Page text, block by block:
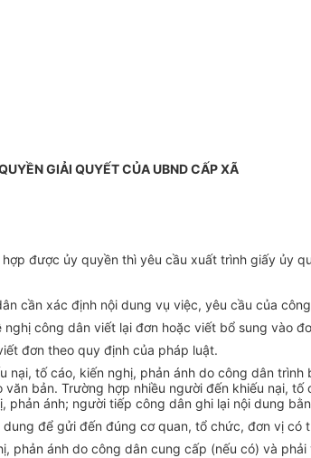
GIẢI QUYẾT CỦA UBND CẤP XÃ
được ủy quyền thì yêu cầu xuất trình giấy ủy
cần xác định nội dung vụ việc, yêu cầu của
công dân viết lại đơn hoặc viết bổ sung vào
đơn theo quy định của pháp luật.
tố cáo, kiến nghị, phản ánh do công dân trình
văn bản. Trường hợp nhiều người đến khiếu nại, tố
phản ánh; người tiếp công dân ghi lại nội dung
để gửi đến đúng cơ quan, tổ chức, đơn vị có
ánh do công dân cung cấp (nếu có) và